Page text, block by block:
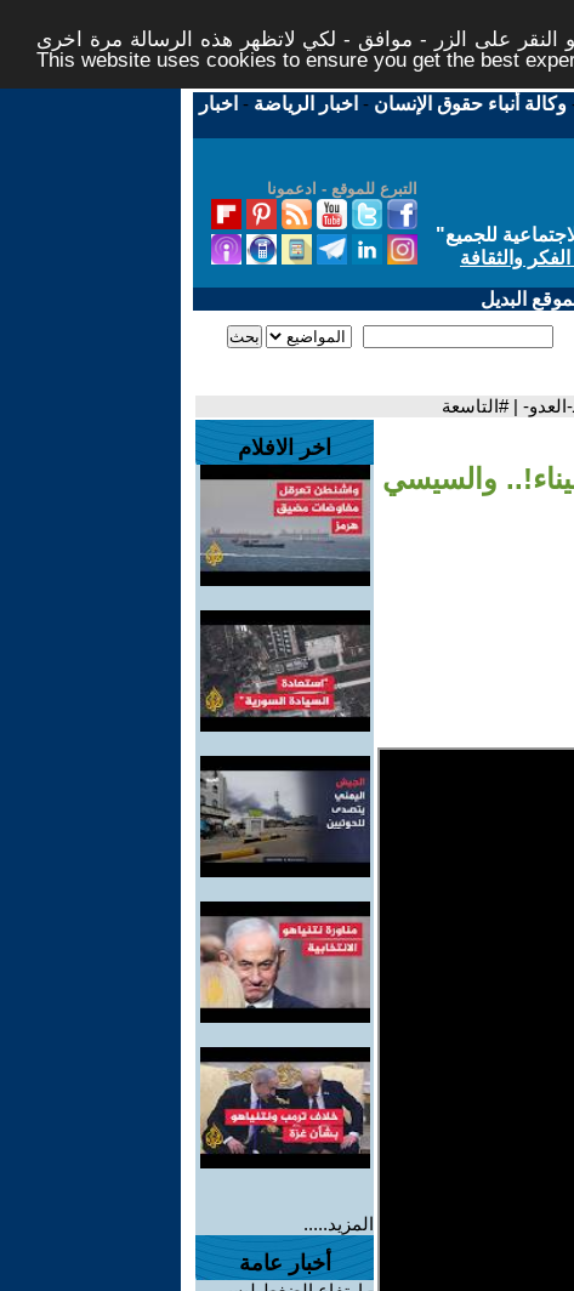
على الزر - موافق - لكي لاتظهر هذه الرسالة مرة اخرى -
This website uses cookies to ensure you get the best
وكالة أنباء حقوق الإنسان - اخبار الرياضة - اخبار
التبرع للموقع - ادعمونا
للجميع"
والثقافة
البديل
| #التاسعة
والسيسي
اخر الافلام
المزيد.....
أخبار عامة